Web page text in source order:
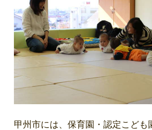
甲州市には、保育園・認定こども